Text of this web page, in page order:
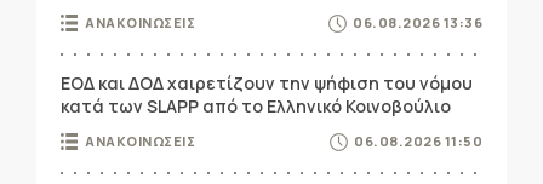
ΑΝΑΚΟΙΝΩΣΕΙΣ 06.08.2026 13:36
ΕΟΔ και ΔΟΔ χαιρετίζουν την ψήφιση του νόμου
κατά των SLAPP από το Ελληνικό Κοινοβούλιο
ΑΝΑΚΟΙΝΩΣΕΙΣ 06.08.2026 11:50